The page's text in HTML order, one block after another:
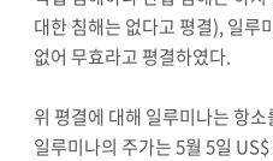
대한 침해는 없다고 평결), 일루
없어 무효라고 평결하였다.
위 평결에 대해 일루미나는 항
일루미나의 주가는 5월 5일